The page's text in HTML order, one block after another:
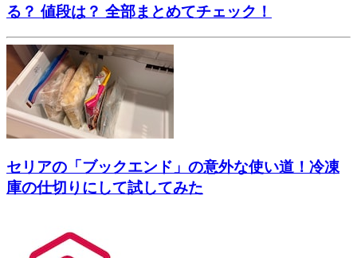
る？ 値段は？ 全部まとめてチェック！
セリアの「ブックエンド」の意外な使い道！冷凍
庫の仕切りにして試してみた